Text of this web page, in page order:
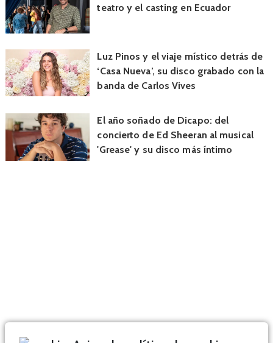
teatro y el casting en Ecuador
Luz Pinos y el viaje místico detrás de
‘Casa Nueva’, su disco grabado con la
banda de Carlos Vives
El año soñado de Dicapo: del
concierto de Ed Sheeran al musical
'Grease' y su disco más íntimo